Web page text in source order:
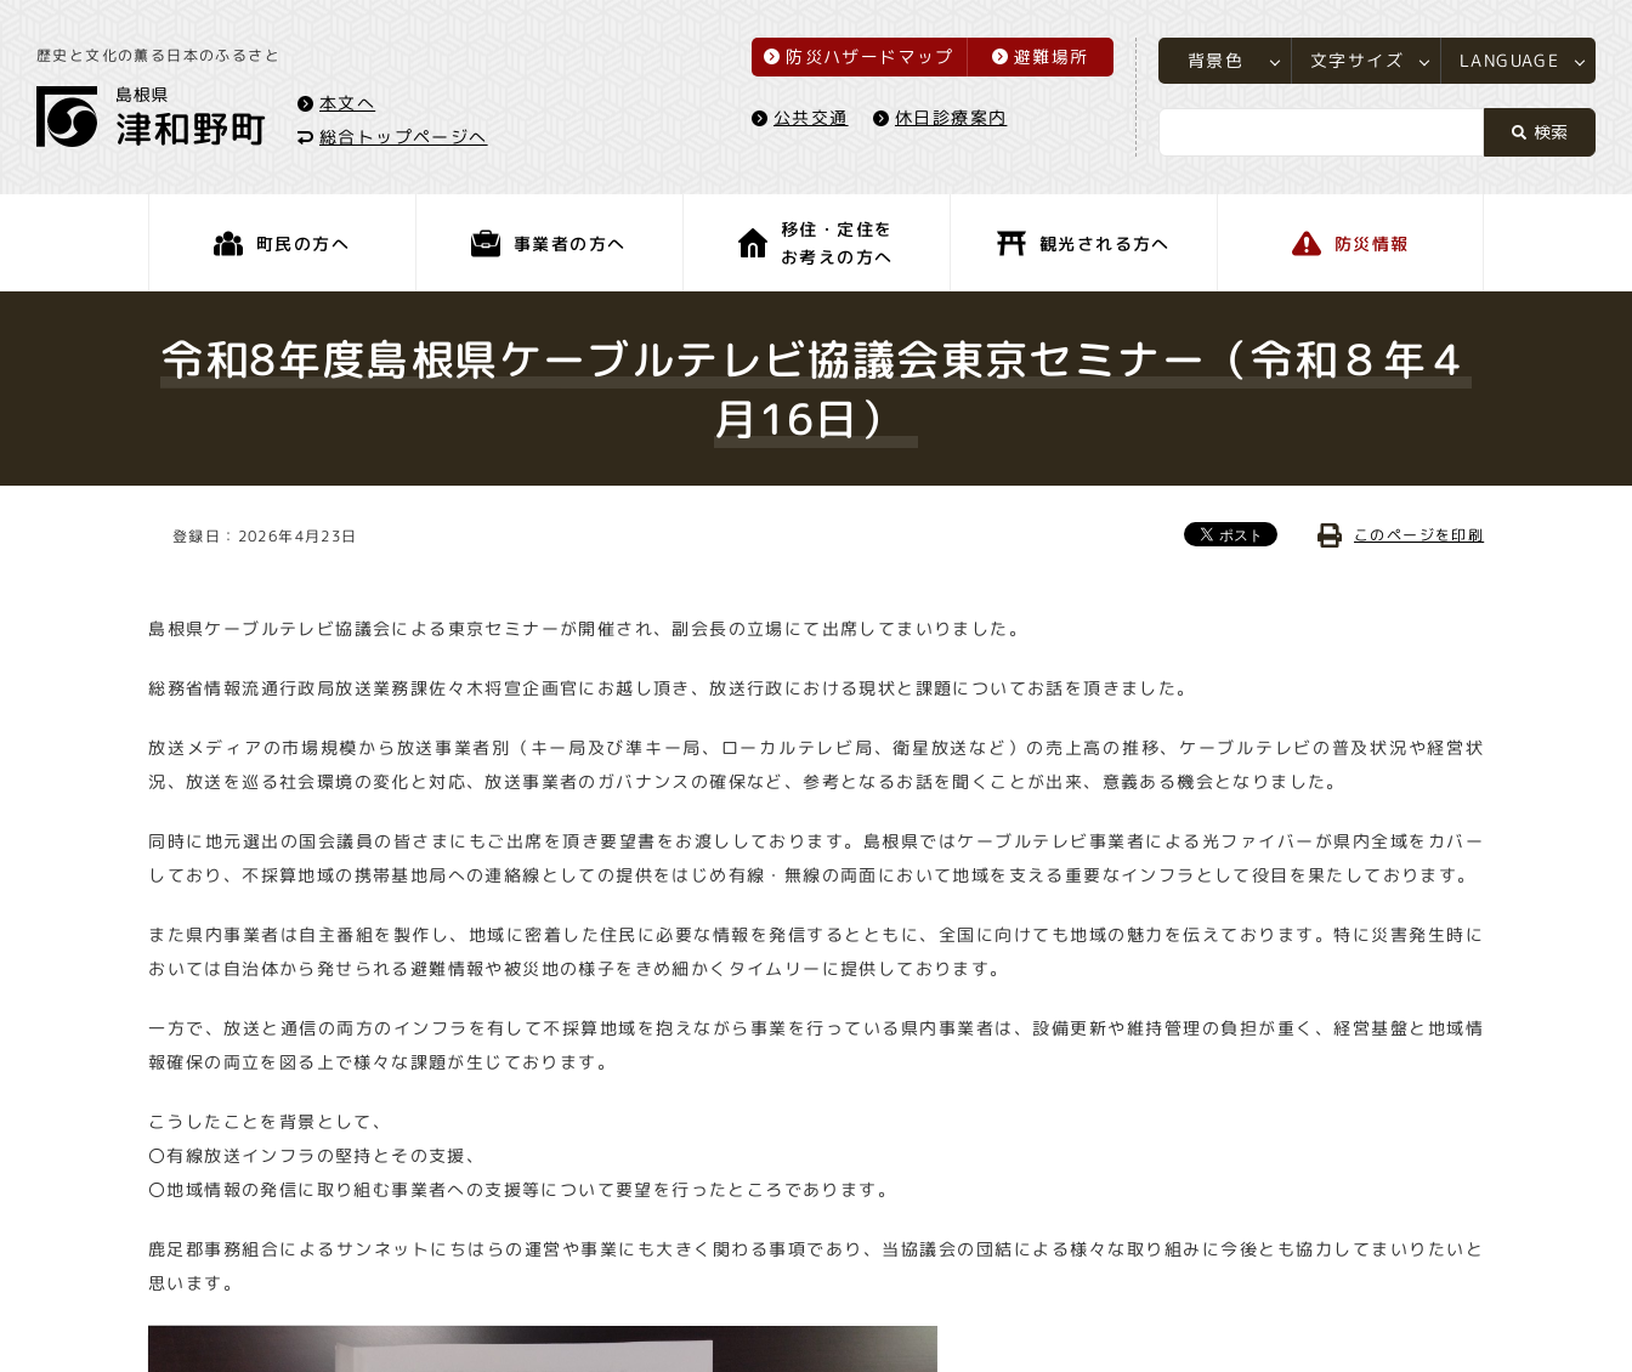
歴史と文化の薫る日本のふるさと
本文へ
総合トップページへ
防災ハザードマップ 避難場所
公共交通 休日診療案内
背景色 文字サイズ LANGUAGE
町民の方へ 事業者の方へ
移住・定住を
お考えの方へ
観光される方へ 防災情報
令和8年度島根県ケーブルテレビ協議会東京セミナー（令和８年４
月16日）
登録日：2026年4月23日 このページを印刷
島根県ケーブルテレビ協議会による東京セミナーが開催され、副会長の立場にて出席してまいりました。
総務省情報流通行政局放送業務課佐々木将宣企画官にお越し頂き、放送行政における現状と課題についてお話を頂きました。
放送メディアの市場規模から放送事業者別（キー局及び準キー局、ローカルテレビ局、衛星放送など）の売上高の推移、ケーブルテレビの普及状況や経営状
況、放送を巡る社会環境の変化と対応、放送事業者のガバナンスの確保など、参考となるお話を聞くことが出来、意義ある機会となりました。
同時に地元選出の国会議員の皆さまにもご出席を頂き要望書をお渡ししております。島根県ではケーブルテレビ事業者による光ファイバーが県内全域をカバー
しており、不採算地域の携帯基地局への連絡線としての提供をはじめ有線・無線の両面において地域を支える重要なインフラとして役目を果たしております。
また県内事業者は自主番組を製作し、地域に密着した住民に必要な情報を発信するとともに、全国に向けても地域の魅力を伝えております。特に災害発生時に
おいては自治体から発せられる避難情報や被災地の様子をきめ細かくタイムリーに提供しております。
一方で、放送と通信の両方のインフラを有して不採算地域を抱えながら事業を行っている県内事業者は、設備更新や維持管理の負担が重く、経営基盤と地域情
報確保の両立を図る上で様々な課題が生じております。
こうしたことを背景として、
〇有線放送インフラの堅持とその支援、
〇地域情報の発信に取り組む事業者への支援等について要望を行ったところであります。
鹿足郡事務組合によるサンネットにちはらの運営や事業にも大きく関わる事項であり、当協議会の団結による様々な取り組みに今後とも協力してまいりたいと
思います。